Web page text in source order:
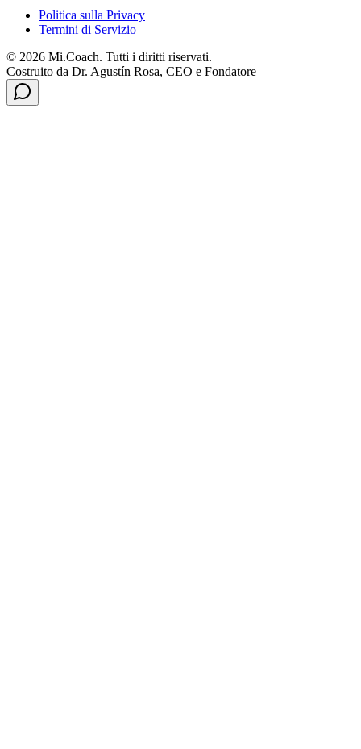
Politica sulla Privacy
Termini di Servizio
© 2026 Mi.Coach. Tutti i diritti riservati.
Costruito da Dr. Agustín Rosa, CEO e Fondatore